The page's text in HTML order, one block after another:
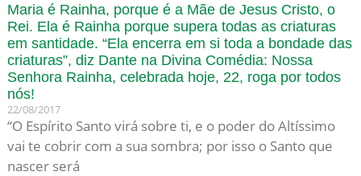
Maria é Rainha, porque é a Mãe de Jesus Cristo, o
Rei. Ela é Rainha porque supera todas as criaturas
em santidade. “Ela encerra em si toda a bondade das
criaturas”, diz Dante na Divina Comédia: Nossa
Senhora Rainha, celebrada hoje, 22, roga por todos
nós!
22/08/2017
“O Espírito Santo virá sobre ti, e o poder do Altíssimo
vai te cobrir com a sua sombra; por isso o Santo que
nascer será